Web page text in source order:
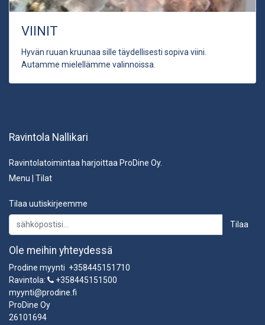
VIINIT
Hyvän ruuan kruunaa sille täydellisesti sopiva viini.
Autamme mielellämme valinnoissa.
Ravintola Nallikari
Ravintolatoimintaa harjoittaa ProDine Oy.
Menu
Tilat
Tilaa uutiskirjeemme
Tilaa
Ole meihin yhteydessä
Prodine myynti +358445151710
Ravintola:
+358445151500
myynti@prodine.fi
ProDine Oy
26101694